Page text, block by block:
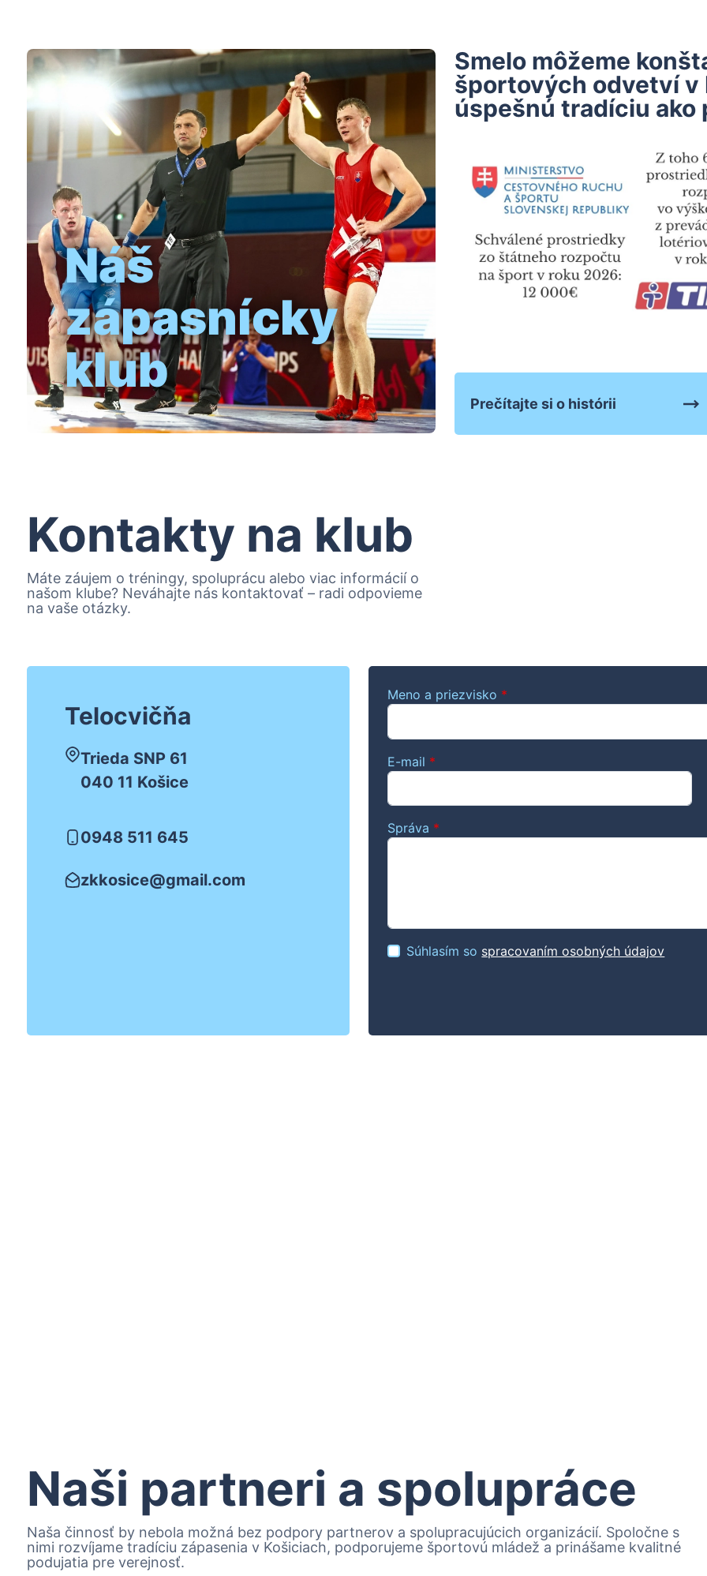
Smelo môžeme
športových odvetví v
úspešnú tradíciu ako
Prečítajte si o histórii
Náš
zápasnícky
klub
Kontakty na klub
Máte záujem o tréningy, spoluprácu alebo viac informácií o
našom klube? Neváhajte nás kontaktovať – radi odpovieme
na vaše otázky.
Telocvičňa
Trieda SNP 61
040 11 Košice
0948 511 645
zkkosice@gmail.com
Meno a priezvisko *
E-mail *
Správa *
Súhlasím so spracovaním osobných údajov
Naši partneri a spolupráce
Naša činnosť by nebola možná bez podpory partnerov a spolupracujúcich organizácií. Spoločne s
nimi rozvíjame tradíciu zápasenia v Košiciach, podporujeme športovú mládež a prinášame kvalitné
podujatia pre verejnosť.